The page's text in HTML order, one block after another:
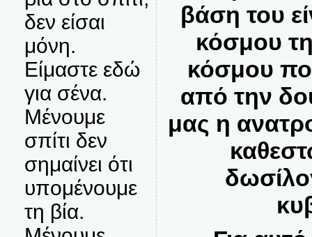
δεν είσαι
μόνη.
Είμαστε εδώ
για σένα.
Μένουμε
σπίτι δεν
σημαίνει ότι
υπομένουμε
τη βία.
βάση του
κόσμου
κόσμου
από την
μας η